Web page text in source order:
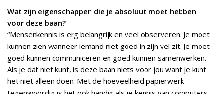
Wat zijn eigenschappen die je absoluut moet hebben
voor deze baan?
“Mensenkennis is erg belangrijk en veel observeren. Je moet
kunnen zien wanneer iemand niet goed in zijn vel zit. Je moet
goed kunnen communiceren en goed kunnen samenwerken.
Als je dat niet kunt, is deze baan niets voor jou want je kunt
het niet alleen doen. Met de hoeveelheid papierwerk